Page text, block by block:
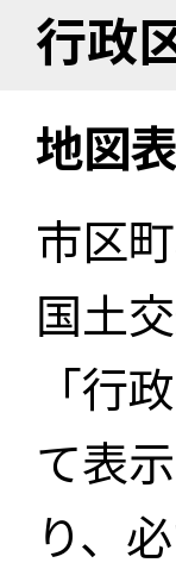
行政
地図
市区
国土
「行
て表
り、